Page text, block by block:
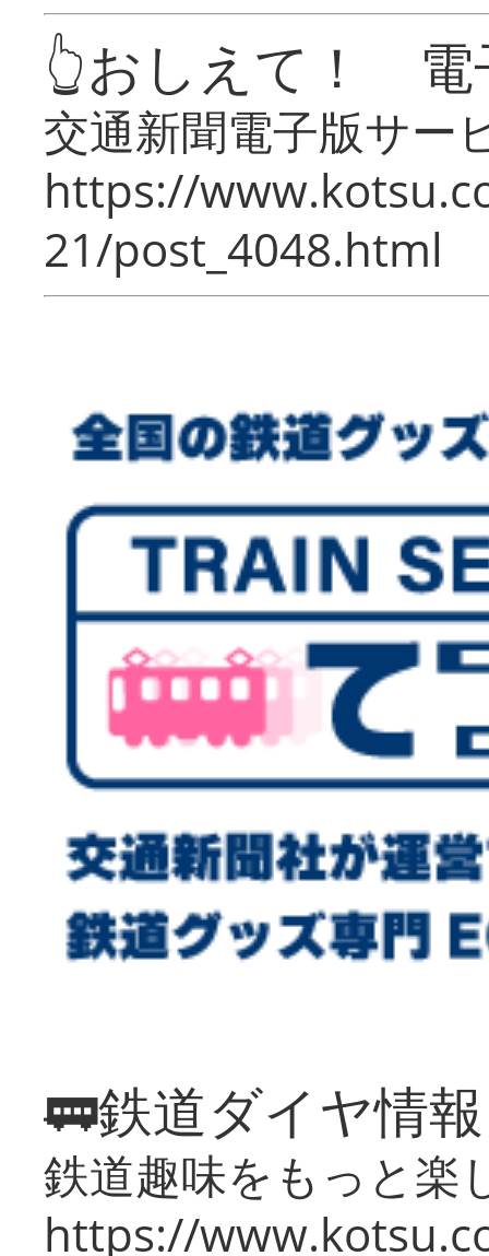
👆おしえて！ 電
交通新聞電子版サー
https://
21/post_4048.html
🚃鉄道ダイヤ情
鉄道趣味をもっと楽
https://